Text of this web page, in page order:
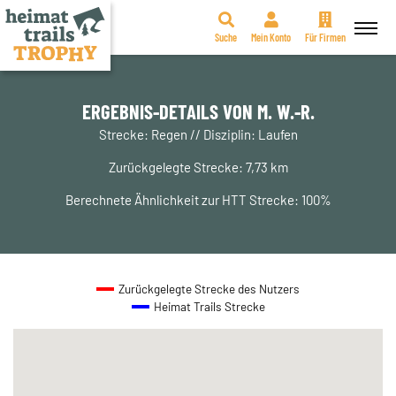
Zum
Suche Mein Konto Für Firmen
ERGEBNIS-DETAILS VON M. W.-R.
Strecke: Regen // Disziplin: Laufen
Zurückgelegte Strecke: 7,73 km
Berechnete Ähnlichkeit zur HTT Strecke: 100%
Zurückgelegte Strecke des Nutzers
Heimat Trails Strecke